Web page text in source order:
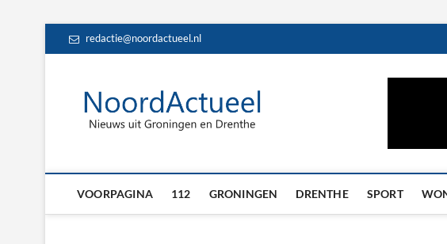
redactie@noordactueel.nl
VOORPAGINA 112 GRONINGEN DRENTHE SPORT